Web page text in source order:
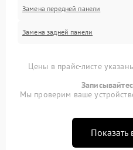
Замена передней панели
Замена задней панели
Цены в прайс-листе
Мы проверим ваше
Показать